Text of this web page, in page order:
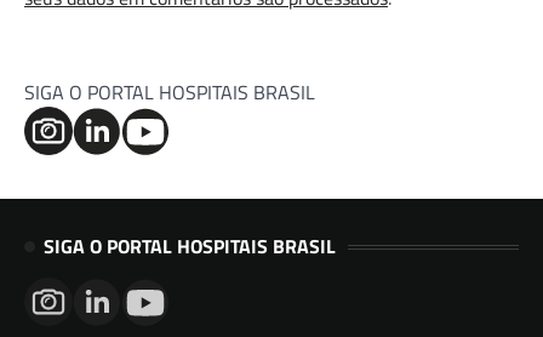
SIGA O PORTAL HOSPITAIS BRASIL
SIGA O PORTAL HOSPITAIS BRASIL